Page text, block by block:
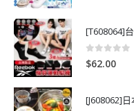
[T608064]
0 out of
$62.00
[J608062]